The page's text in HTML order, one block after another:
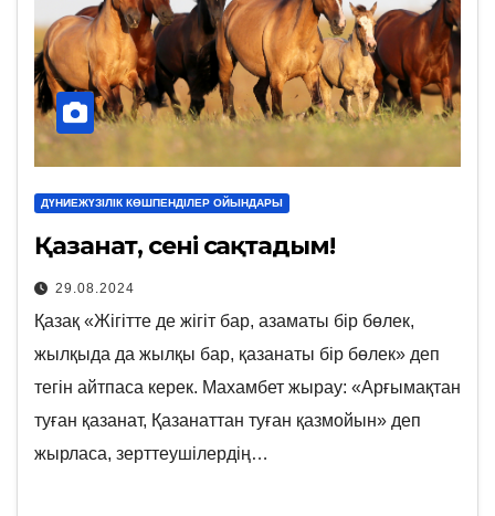
ДҮНИЕЖҮЗІЛІК КӨШПЕНДІЛЕР ОЙЫНДАРЫ
Қазанат, сені сақтадым!
29.08.2024
Қазақ «Жігітте де жігіт бар, азаматы бір бөлек,
жылқыда да жылқы бар, қазанаты бір бөлек» деп
тегін айтпаса керек. Махамбет жырау: «Арғымақтан
туған қазанат, Қазанаттан туған қазмойын» деп
жырласа, зерттеушілердің…